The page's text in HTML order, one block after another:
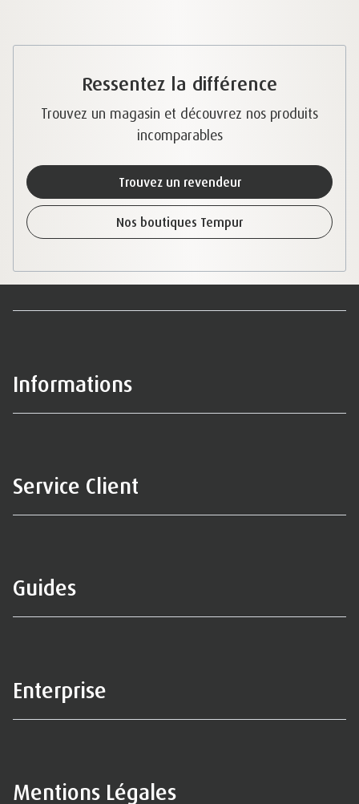
Ressentez la différence
Trouvez un magasin et découvrez nos produits
incomparables
Trouvez un revendeur
Nos boutiques Tempur
Informations
Service Client
Guides
Enterprise
Mentions Légales